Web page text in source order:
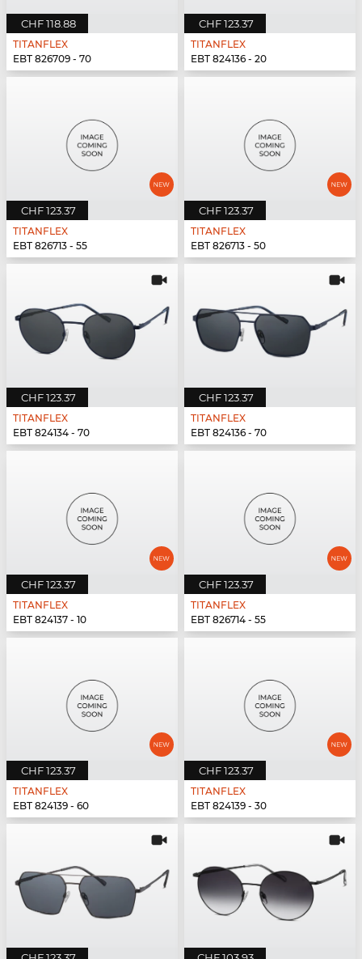
CHF 118.88
TITANFLEX
EBT 826709 - 70
CHF 123.37
TITANFLEX
EBT 824136 - 20
CHF 123.37
TITANFLEX
EBT 826713 - 55
CHF 123.37
TITANFLEX
EBT 826713 - 50
CHF 123.37
TITANFLEX
EBT 824134 - 70
CHF 123.37
TITANFLEX
EBT 824136 - 70
CHF 123.37
TITANFLEX
EBT 824137 - 10
CHF 123.37
TITANFLEX
EBT 826714 - 55
CHF 123.37
TITANFLEX
EBT 824139 - 60
CHF 123.37
TITANFLEX
EBT 824139 - 30